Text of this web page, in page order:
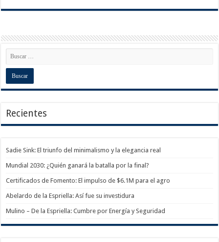
Recientes
Sadie Sink: El triunfo del minimalismo y la elegancia real
Mundial 2030: ¿Quién ganará la batalla por la final?
Certificados de Fomento: El impulso de $6.1M para el agro
Abelardo de la Espriella: Así fue su investidura
Mulino – De la Espriella: Cumbre por Energía y Seguridad